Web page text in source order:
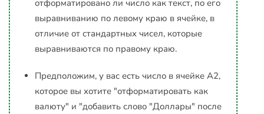
отформатировано ли число как текст, по его
выравниванию по левому краю в ячейке, в
отличие от стандартных чисел, которые
выравниваются по правому краю.
Предположим, у вас есть число в ячейке A2,
которое вы хотите "отформатировать как
валюту" и "добавить слово "Доллары" после